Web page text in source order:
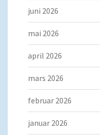
juni 2026
mai 2026
april 2026
mars 2026
februar 2026
januar 2026